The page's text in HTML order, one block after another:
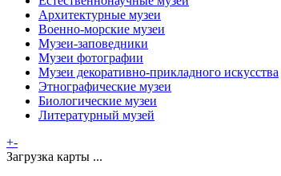
Архитектурные музеи
Военно-морские музеи
Музеи-заповедники
Музеи фотографии
Музеи декоративно-прикладного искусства
Этнографические музеи
Биологические музеи
Литературный музей
+-
Загрузка карты ...